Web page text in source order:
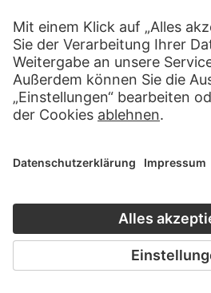
GEORG MELCHIOR KRAUS